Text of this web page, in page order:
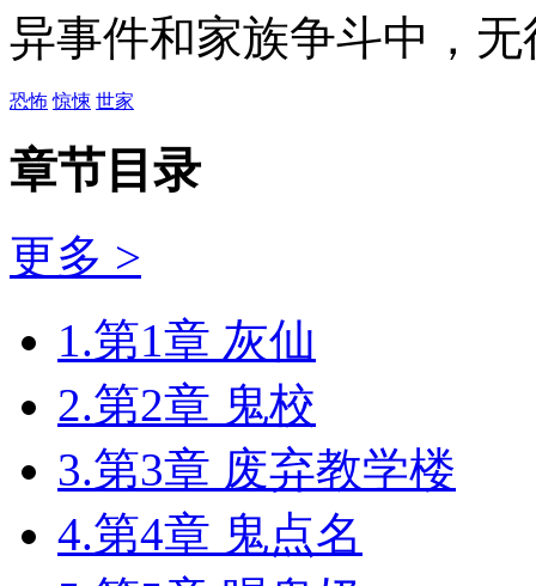
异事件和家族争斗中，
恐怖 惊悚 世家
章节目录
更多 >
1.第1章 灰仙
2.第2章 鬼校
3.第3章 废弃教学楼
4.第4章 鬼点名